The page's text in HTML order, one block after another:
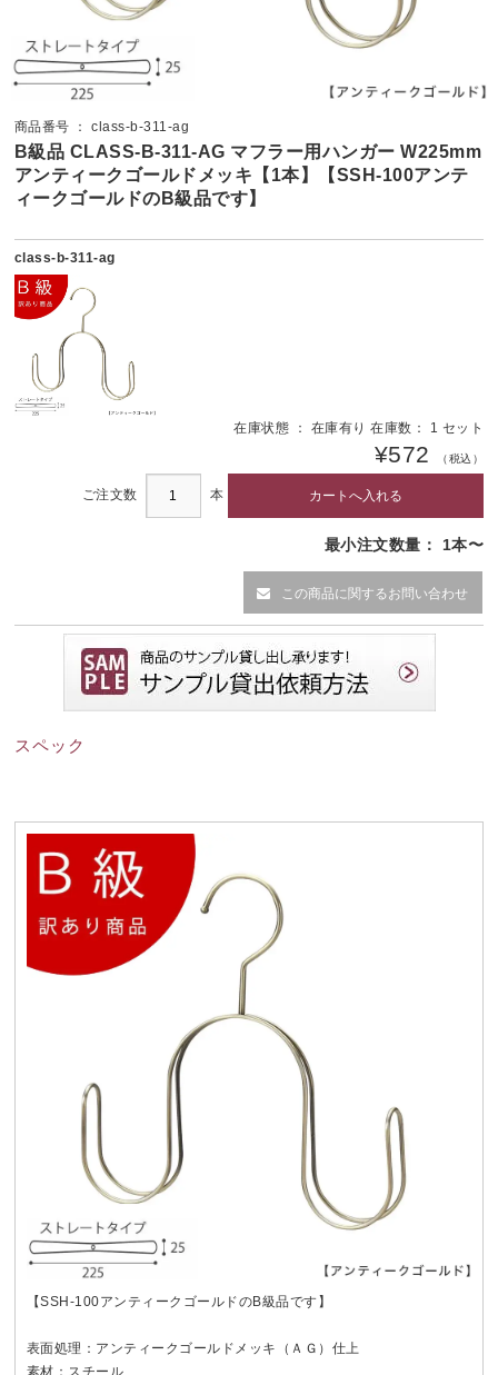
商品番号 ： class-b-311-ag
B級品 CLASS-B-311-AG マフラー用ハンガー W225mm
アンティークゴールドメッキ【1本】【SSH-100アンテ
ィークゴールドのB級品です】
class-b-311-ag
在庫状態 ： 在庫有り 在庫数： 1 セット
¥572 （税込）
ご注文数 本
最小注文数量： 1本〜
この商品に関するお問い合わせ
スペック
【SSH-100アンティークゴールドのB級品です】
表面処理：アンティークゴールドメッキ（ＡＧ）仕上
素材：スチール